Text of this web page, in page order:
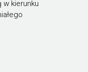
w kierunku